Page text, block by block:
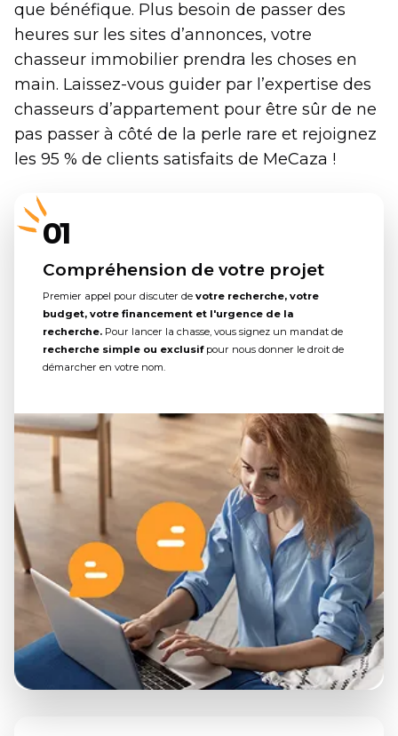
que bénéfique. Plus besoin de passer des
heures sur les sites d’annonces, votre
chasseur immobilier prendra les choses en
main. Laissez-vous guider par l’expertise des
chasseurs d’appartement pour être sûr de ne
pas passer à côté de la perle rare et rejoignez
les 95 % de clients satisfaits de MeCaza !
01
Compréhension de votre projet
Premier appel pour discuter de votre recherche, votre
budget, votre financement et l'urgence de la
recherche. Pour lancer la chasse, vous signez un mandat de
recherche simple ou exclusif pour nous donner le droit de
démarcher en votre nom.